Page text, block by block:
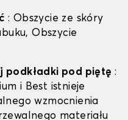
: Obszycie ze skóry
Obszycie
podkładki pod piętę :
i Best istnieje
wzmocnienia
materiału